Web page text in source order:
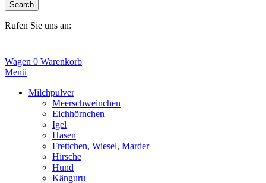
Search
Rufen Sie uns an:
Wagen 0 Warenkorb
Menü
Milchpulver
Meerschweinchen
Eichhörnchen
Igel
Hasen
Frettchen, Wiesel, Marder
Hirsche
Hund
Känguru